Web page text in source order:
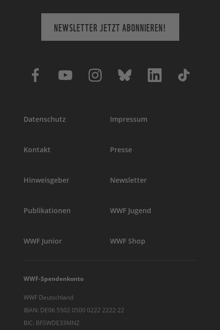
NEWSLETTER JETZT ABONNIEREN!
Datenschutz Impressum
Kontakt Presse
Hinweisgeber Newsletter
Publikationen WWF Jugend
WWF Junior WWF Shop
WWF-Spendenkonto
WWF Deutschland
IBAN: DE06 5502 0500 0222 2222 22
BIC: BFSWDE33MNZ